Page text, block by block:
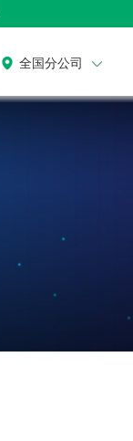
全国分公司